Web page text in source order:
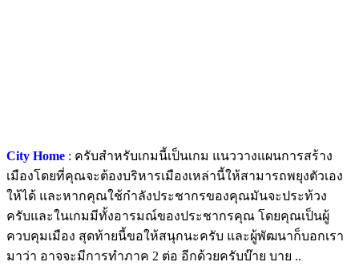
City Home : ครับสำหรับเกมนี้เป็นเกม แนววางแผนการสร้าง
เมืองโดยที่คุณจะต้องบริหารเมืองเหล่านี้ให้สามารถพยุงตัวเอง
ให้ได้ และหากคุณใช้กําลังประชากรของคุณมันจะประท้วง
ครับและในเกมมีทั้งอารมณ์ของประชากรคุณ โดยคุณเป็นผู้
ควบคุมเมือง สุดท้ายนี้ขอให้สนุกนะครับ และผู้พัฒนาก็บอกเรา
มาว่า อาจจะมีการทําภาค 2 ต่อ อีกด้วยครับบ๊าย บาย ..